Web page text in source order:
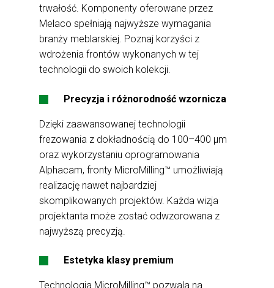
trwałość. Komponenty oferowane przez
Melaco spełniają najwyższe wymagania
branży meblarskiej. Poznaj korzyści z
wdrożenia frontów wykonanych w tej
technologii do swoich kolekcji.
Precyzja i różnorodność wzornicza
Dzięki zaawansowanej technologii
frezowania z dokładnością do 100–400 μm
oraz wykorzystaniu oprogramowania
Alphacam, fronty MicroMilling™ umożliwiają
realizację nawet najbardziej
skomplikowanych projektów. Każda wizja
projektanta może zostać odwzorowana z
najwyższą precyzją.
Estetyka klasy premium
Technologia MicroMilling™ pozwala na